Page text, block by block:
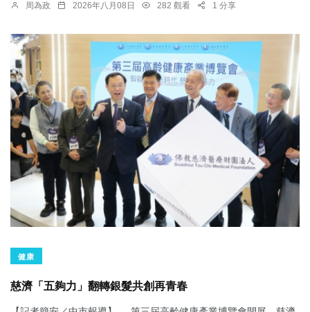
周為政 2026年八月08日 282 觀看 1 分享
健康
慈濟「五夠力」翻轉銀髮共創再青春